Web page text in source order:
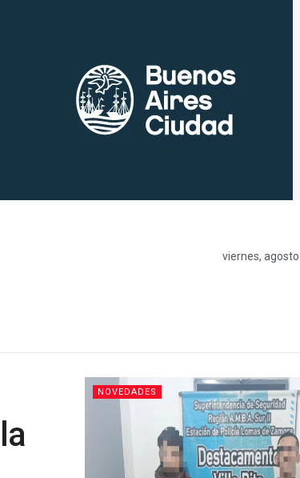
viernes,
NOVEDADES